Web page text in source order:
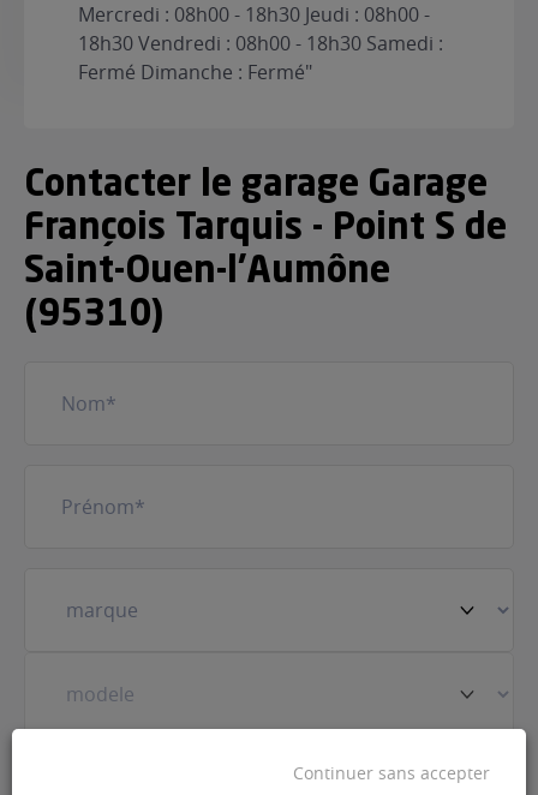
Mercredi : 08h00 - 18h30 Jeudi : 08h00 -
18h30 Vendredi : 08h00 - 18h30 Samedi :
Fermé Dimanche : Fermé"
Contacter le garage Garage
François Tarquis - Point S de
Saint-Ouen-l'Aumône
(95310)
véhicule(Nécessaire)
Continuer sans accepter